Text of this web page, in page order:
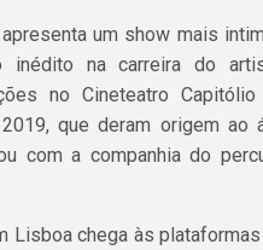
um show mais
inédito na carreira do
no Cineteatro
que deram origem ao
com a companhia do
Lisboa chega às